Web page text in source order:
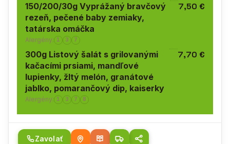
150/200/30g Vyprážaný bravčový
rezeň, pečené baby zemiaky,
tatárska omáčka
7,50 €
Alergény: 1 3 7
300g Listový šalát s grilovanými
kačacími prsiami, mandľové
lupienky, žltý melón, granátové
jablko, pomarančový dip, kaiserky
7,70 €
Alergény: 1 3 7 8
Zavolať